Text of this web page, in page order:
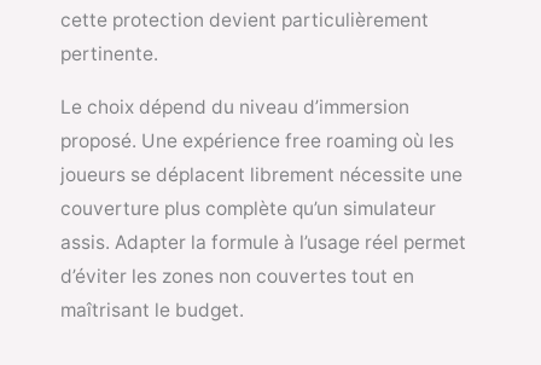
cette protection devient particulièrement
pertinente.
Le choix dépend du niveau d’immersion
proposé. Une expérience free roaming où les
joueurs se déplacent librement nécessite une
couverture plus complète qu’un simulateur
assis. Adapter la formule à l’usage réel permet
d’éviter les zones non couvertes tout en
maîtrisant le budget.